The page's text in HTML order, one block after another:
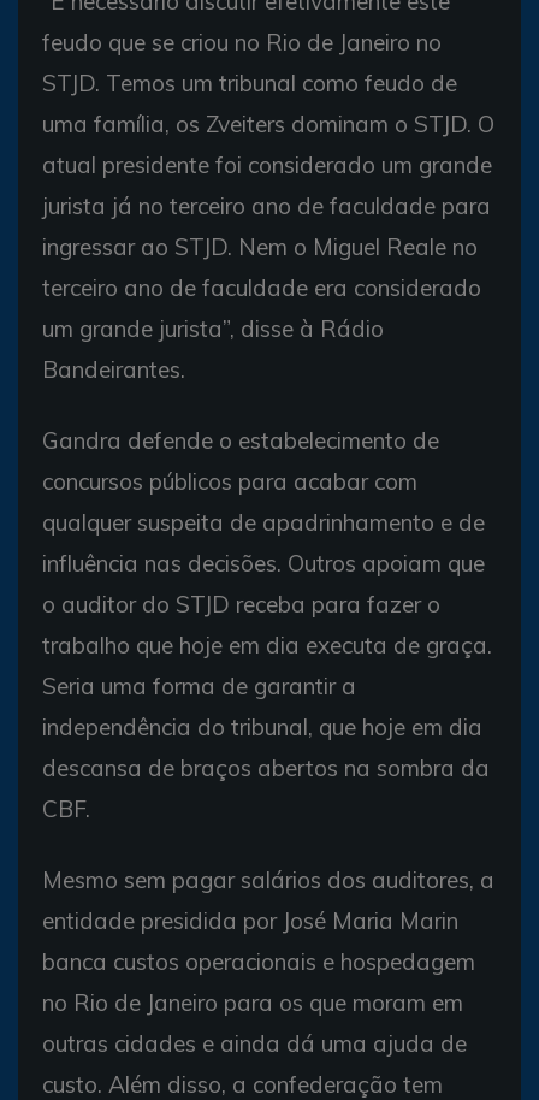
feudo que se criou no Rio de Janeiro no
STJD. Temos um tribunal como feudo de
uma família, os Zveiters dominam o STJD. O
atual presidente foi considerado um grande
jurista já no terceiro ano de faculdade para
ingressar ao STJD. Nem o Miguel Reale no
terceiro ano de faculdade era considerado
um grande jurista”, disse à Rádio
Bandeirantes.
Gandra defende o estabelecimento de
concursos públicos para acabar com
qualquer suspeita de apadrinhamento e de
influência nas decisões. Outros apoiam que
o auditor do STJD receba para fazer o
trabalho que hoje em dia executa de graça.
Seria uma forma de garantir a
independência do tribunal, que hoje em dia
descansa de braços abertos na sombra da
CBF.
Mesmo sem pagar salários dos auditores, a
entidade presidida por José Maria Marin
banca custos operacionais e hospedagem
no Rio de Janeiro para os que moram em
outras cidades e ainda dá uma ajuda de
custo. Além disso, a confederação tem